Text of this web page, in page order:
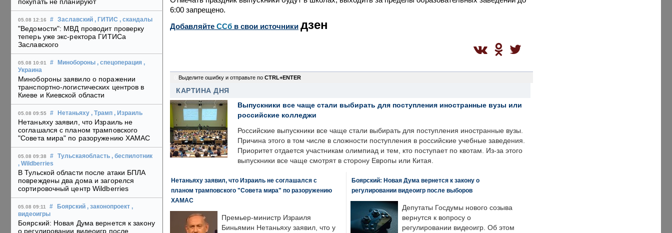
покупать не планируют
05.08 12:16 # Заславский , ГИТИС , скандалы
"Ведомости": МВД проводит проверку
теперь уже экс-ректора ГИТИСа
Заславского
05.08 10:01 # Минобороны , спецоперация ,
Украина
Минобороны заявило о поражении
транспортно-логистических центров в
Киеве и Киевской области
05.08 09:55 # Нетаньяху , Трамп , Израиль
Нетаньяху заявил, что Израиль не
соглашался с планом трамповского
"Совета мира" по разоружению ХАМАС
05.08 09:38 # Тульскаяобласть , беспилотник
, Wildberries
В Тульской области после атаки БПЛА
повреждены два дома и загорелся
сортировочный центр Wildberries
05.08 09:11 # Боярский , законопроект ,
видеоигры
Боярский: Новая Дума вернется к закону
о регулировании видеоигр после
6:00 запрещено.
Добавляйте CСб в свои источники дзен
Выделите ошибку и отправьте по CTRL+ENTER
КАРТИНА ДНЯ
Выпускники все чаще стали выбирать для поступления иностранные вузы или
российские колледжи
Российские выпускники все чаще стали выбирать для поступления иностранные вузы.
Причина этого в том числе в сложности поступления в российские учебные заведения.
Приоритет отдается участникам олимпиад и тем, кто поступает по квотам. Из-за этого
выпускники все чаще смотрят в сторону Европы или Китая.
Нетаньяху заявил, что Израиль не соглашался с
планом трамповского "Совета мира" по разоружению
ХАМАС
Премьер-министр Израиля
Биньямин Нетаньяху заявил, что у
Боярский: Новая Дума вернется к закону о
регулировании видеоигр после выборов
Депутаты Госдумы нового созыва
вернутся к вопросу о
регулировании видеоигр. Об этом